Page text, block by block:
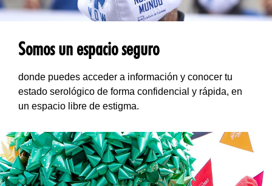
Somos un espacio seguro
donde puedes acceder a información y conocer tu
estado serológico de forma confidencial y rápida, en
un espacio libre de estigma.